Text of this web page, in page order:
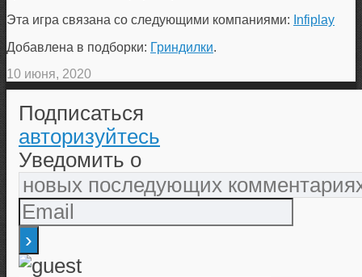
Эта игра связана со следующими компаниями: Infiplay
Добавлена в подборки: Гриндилки.
10 июня, 2020
Подписаться
авторизуйтесь
Уведомить о